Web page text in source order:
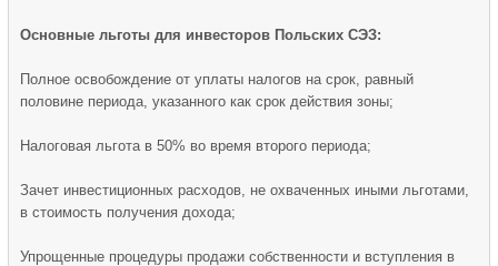
Основные льготы для инвесторов Польских СЭЗ:
Полное освобождение от уплаты налогов на срок, равный
половине периода, указанного как срок действия зоны;
Налоговая льгота в 50% во время второго периода;
Зачет инвестиционных расходов, не охваченных иными льготами,
в стоимость получения дохода;
Упрощенные процедуры продажи собственности и вступления в